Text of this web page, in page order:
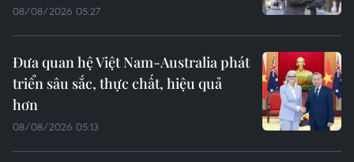
08/08/2026 05:27
Đưa quan hệ Việt Nam-Australia phát
triển sâu sắc, thực chất, hiệu quả
hơn
08/08/2026 05:13